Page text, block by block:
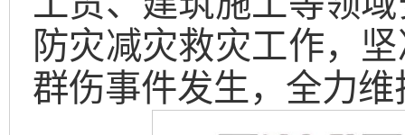
防灾减灾救灾工作，
群伤事件发生，全力